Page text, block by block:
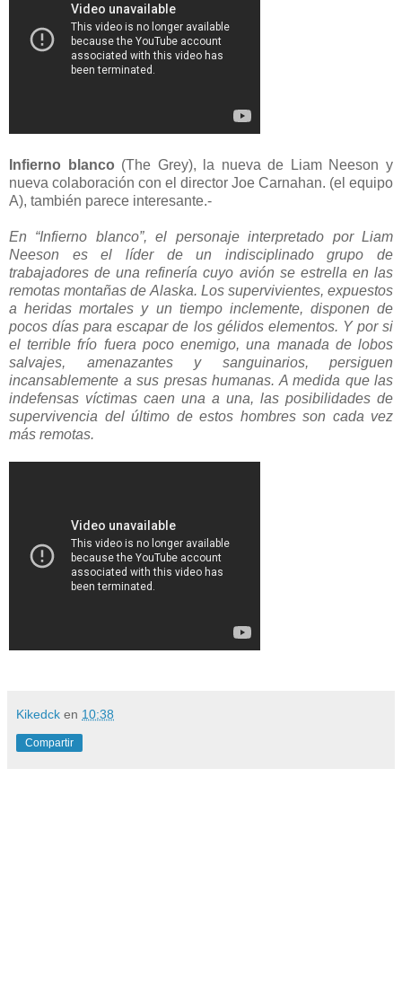
Infierno blanco (The Grey), la nueva de Liam Neeson y
nueva colaboración con el director Joe Carnahan. (el equipo
A), también parece interesante.-
En “Infierno blanco”, el personaje interpretado por Liam
Neeson es el líder de un indisciplinado grupo de
trabajadores de una refinería cuyo avión se estrella en las
remotas montañas de Alaska. Los supervivientes, expuestos
a heridas mortales y un tiempo inclemente, disponen de
pocos días para escapar de los gélidos elementos. Y por si
el terrible frío fuera poco enemigo, una manada de lobos
salvajes, amenazantes y sanguinarios, persiguen
incansablemente a sus presas humanas. A medida que las
indefensas víctimas caen una a una, las posibilidades de
supervivencia del último de estos hombres son cada vez
más remotas.
Kikedck en 10:38
Compartir